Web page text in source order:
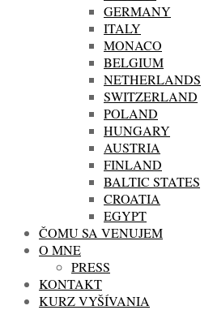
GERMANY
ITALY
MONACO
BELGIUM
NETHERLANDS
SWITZERLAND
POLAND
HUNGARY
AUSTRIA
FINLAND
BALTIC STATES
CROATIA
EGYPT
ČOMU SA VENUJEM
O MNE
PRESS
KONTAKT
KURZ VYŠÍVANIA